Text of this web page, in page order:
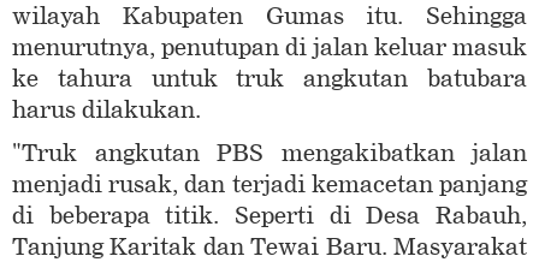
wilayah Kabupaten Gumas itu. Sehingga
menurutnya, penutupan di jalan keluar masuk
ke tahura untuk truk angkutan batubara
harus dilakukan.
"Truk angkutan PBS mengakibatkan jalan
menjadi rusak, dan terjadi kemacetan panjang
di beberapa titik. Seperti di Desa Rabauh,
Tanjung Karitak dan Tewai Baru. Masyarakat